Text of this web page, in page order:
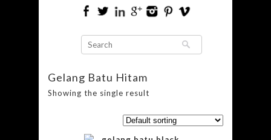
Gelang Batu Hitam
Showing the single result